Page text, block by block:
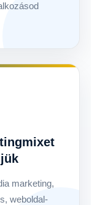
marketing,
weboldal-